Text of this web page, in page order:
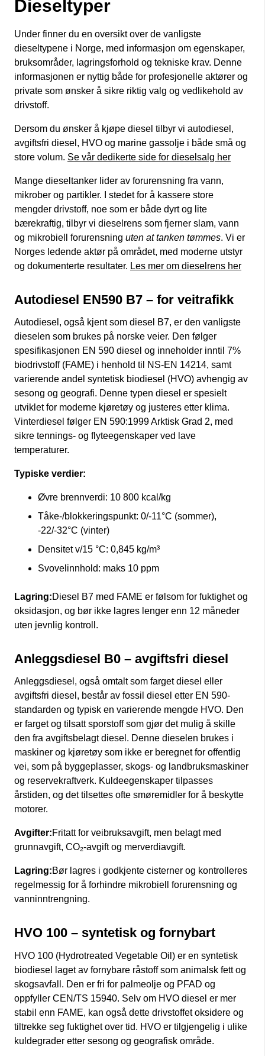
Dieseltyper
Under finner du en oversikt over de vanligste
dieseltypene i Norge, med informasjon om egenskaper,
bruksområder, lagringsforhold og tekniske krav. Denne
informasjonen er nyttig både for profesjonelle aktører og
private som ønsker å sikre riktig valg og vedlikehold av
drivstoff.
Dersom du ønsker å kjøpe diesel tilbyr vi autodiesel,
avgiftsfri diesel, HVO og marine gassolje i både små og
store volum. Se vår dedikerte side for dieselsalg her
Mange dieseltanker lider av forurensning fra vann,
mikrober og partikler. I stedet for å kassere store
mengder drivstoff, noe som er både dyrt og lite
bærekraftig, tilbyr vi dieselrens som fjerner slam, vann
og mikrobiell forurensning uten at tanken tømmes. Vi er
Norges ledende aktør på området, med moderne utstyr
og dokumenterte resultater. Les mer om dieselrens her
Autodiesel EN590 B7 – for veitrafikk
Autodiesel, også kjent som diesel B7, er den vanligste
dieselen som brukes på norske veier. Den følger
spesifikasjonen EN 590 diesel og inneholder inntil 7%
biodrivstoff (FAME) i henhold til NS-EN 14214, samt
varierende andel syntetisk biodiesel (HVO) avhengig av
sesong og geografi. Denne typen diesel er spesielt
utviklet for moderne kjøretøy og justeres etter klima.
Vinterdiesel følger EN 590:1999 Arktisk Grad 2, med
sikre tennings- og flyteegenskaper ved lave
temperaturer.
Typiske verdier:
Øvre brennverdi: 10 800 kcal/kg
Tåke-/blokkeringspunkt: 0/-11°C (sommer),
-22/-32°C (vinter)
Densitet v/15 °C: 0,845 kg/m³
Svovelinnhold: maks 10 ppm
Lagring:Diesel B7 med FAME er følsom for fuktighet og
oksidasjon, og bør ikke lagres lenger enn 12 måneder
uten jevnlig kontroll.
Anleggsdiesel B0 – avgiftsfri diesel
Anleggsdiesel, også omtalt som farget diesel eller
avgiftsfri diesel, består av fossil diesel etter EN 590-
standarden og typisk en varierende mengde HVO. Den
er farget og tilsatt sporstoff som gjør det mulig å skille
den fra avgiftsbelagt diesel. Denne dieselen brukes i
maskiner og kjøretøy som ikke er beregnet for offentlig
vei, som på byggeplasser, skogs- og landbruksmaskiner
og reservekraftverk. Kuldeegenskaper tilpasses
årstiden, og det tilsettes ofte smøremidler for å beskytte
motorer.
Avgifter:Fritatt for veibruksavgift, men belagt med
grunnavgift, CO₂-avgift og merverdiavgift.
Lagring:Bør lagres i godkjente cisterner og kontrolleres
regelmessig for å forhindre mikrobiell forurensning og
vanninntrengning.
HVO 100 – syntetisk og fornybart
HVO 100 (Hydrotreated Vegetable Oil) er en syntetisk
biodiesel laget av fornybare råstoff som animalsk fett og
skogsavfall. Den er fri for palmeolje og PFAD og
oppfyller CEN/TS 15940. Selv om HVO diesel er mer
stabil enn FAME, kan også dette drivstoffet oksidere og
tiltrekke seg fuktighet over tid. HVO er tilgjengelig i ulike
kuldegrader etter sesong og geografisk område.